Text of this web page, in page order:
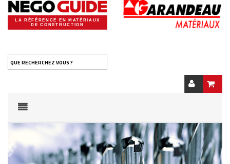
LA RÉFÉRENCE EN MATÉRIAUX
DE CONSTRUCTION
QUE RECHERCHEZ VOUS ?